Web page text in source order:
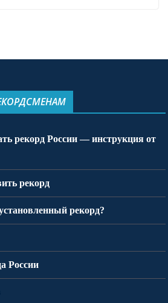
рекорд России — инструкция от
рекорд
рекорд?
России